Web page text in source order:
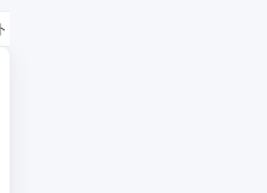
ーク）OK